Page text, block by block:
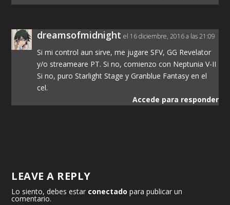
dreamsofmidnight el 16 diciembre, 2016 a las 21:09
Si mi control aun sirve, me jugare SFV, GG Revelator
y/o streameare PT. Si no, comienzo con Neptunia V-II
Si no, puro Starlight Stage y Granblue Fantasy en el
cel.
Accede para responder
LEAVE A REPLY
Lo siento, debes estar conectado para publicar un
comentario.